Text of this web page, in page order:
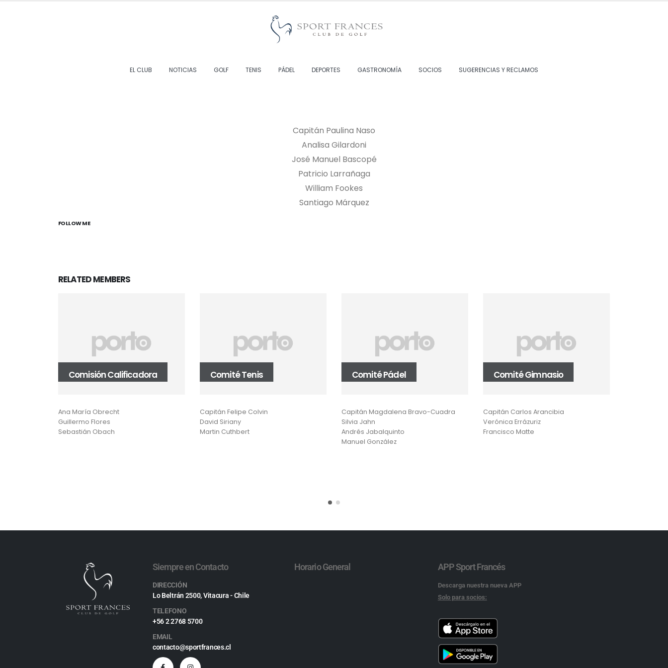
EL CLUB NOTICIAS GOLF TENIS PÁDEL DEPORTES GASTRONOMÍA SOCIOS SUGERENCIAS Y RECLAMOS
Capitán Paulina Naso
Analisa Gilardoni
José Manuel Bascopé
Patricio Larrañaga
William Fookes
Santiago Márquez
FOLLOW ME
RELATEDMEMBERS
Comisión Calificadora
Ana María Obrecht
Guillermo Flores
Sebastián Obach
Comité Tenis
Capitán Felipe Colvin
David Siriany
Martin Cuthbert
Comité Pádel
Capitán Magdalena Bravo-Cuadra
Silvia Jahn
Andrés Jabalquinto
Manuel González
Comité Gimnasio
Capitán Carlos Arancibia
Verónica Errázuriz
Francisco Matte
Siempre en Contacto
DIRECCIÓN
Lo Beltrán 2500, Vitacura - Chile
TELEFONO
+56 2 2768 5700
EMAIL
contacto@sportfrances.cl
Horario General APP Sport Francés
Descarga nuestra nueva APP
Solo para socios: